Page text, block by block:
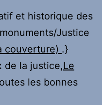
et historique des
Justice
couverture) .}
de la justice,Le
les bonnes